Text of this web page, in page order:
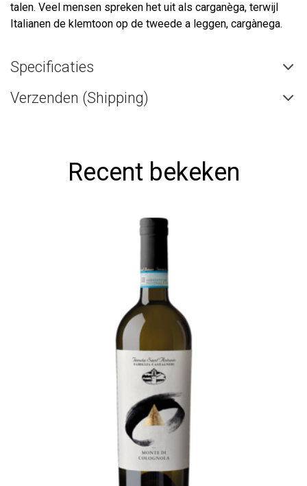
talen. Veel mensen spreken het uit als carganèga, terwijl
Italianen de klemtoon op de tweede a leggen, cargànega.
Specificaties
Verzenden (Shipping)
Recent bekeken